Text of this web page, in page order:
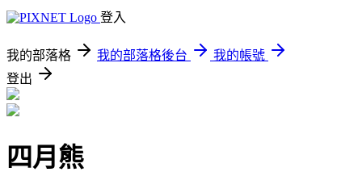
登入
我的部落格 我的部落格後台
我的帳號
登出
四月熊